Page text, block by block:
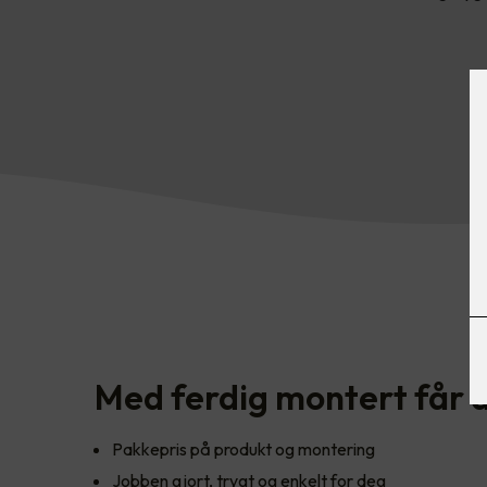
Med ferdig montert får
Pakkepris på produkt og montering
Jobben gjort, trygt og enkelt for deg